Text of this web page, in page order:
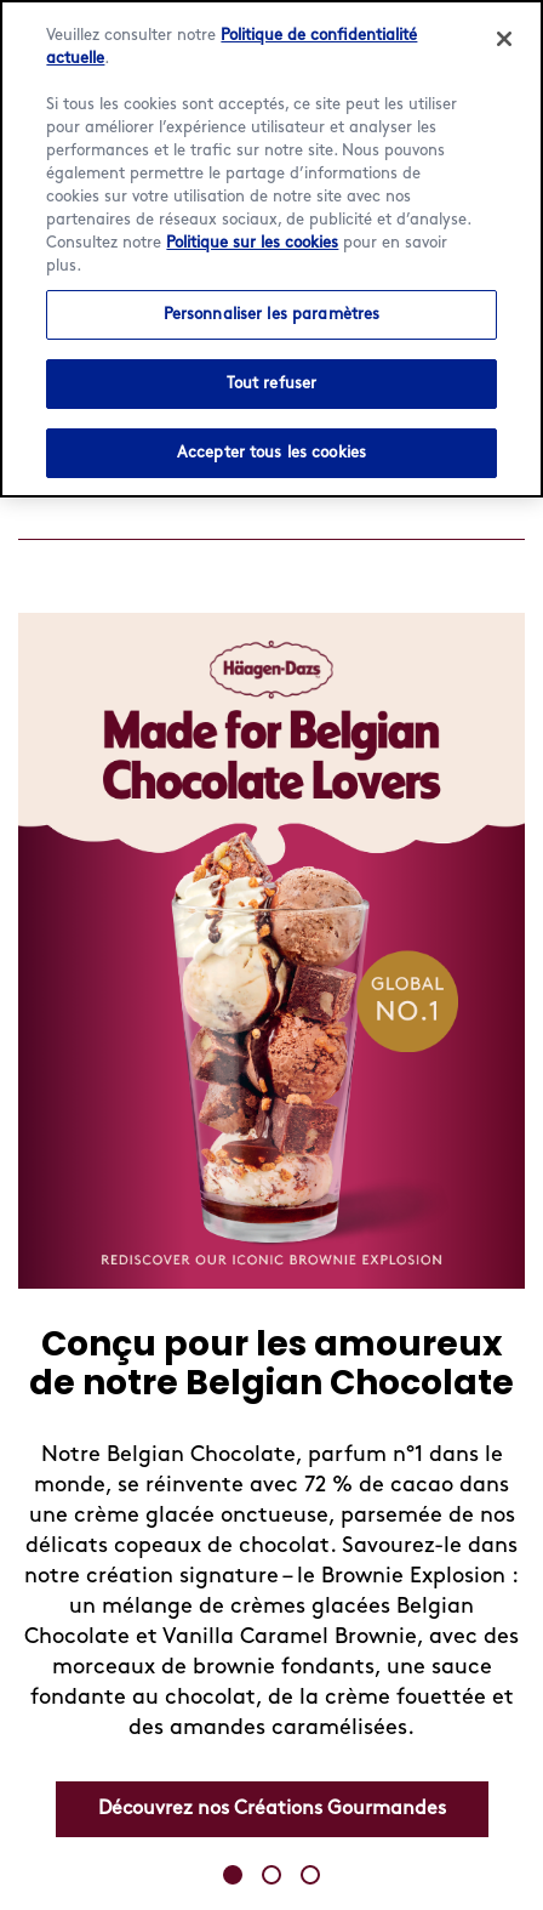
Language:English Français
Trouver un café
ville
code
Essayez de rechercher un autre emplacement ou
cliquez sur Voir tous les emplacements pour explorer
tous les emplacements dans France.
:
et
Summer Lëmonades
édition limitée !
Cet été, offrez-vous une pause
dans les boutiques Häagen-Dazs avec nos
nouvelles boissons glacées en édition
Nous avons sublimé nos sorbets pour créer
boissons glacées idéales des après-midis
Venez découvrir votre nouvelle façon préférée
se rafraîchir !
Veuillez consulter notre Politique de confidentialité
actuelle.
Si tous les cookies sont acceptés, ce site peut les utiliser
pour améliorer l’expérience utilisateur et analyser les
performances et le trafic sur notre site. Nous pouvons
également permettre le partage d’informations de
cookies sur votre utilisation de notre site avec nos
partenaires de réseaux sociaux, de publicité et d’analyse.
Consultez notre Politique sur les cookies pour en savoir
plus.
Personnaliser les paramètres
Tout refuser
Accepter tous les cookies